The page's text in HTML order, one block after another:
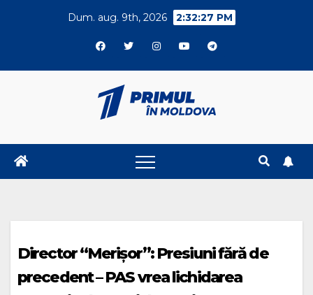
Dum. aug. 9th, 2026 2:32:28 PM
Director “Merișor”: Presiuni fără de
precedent – PAS vrea lichidarea